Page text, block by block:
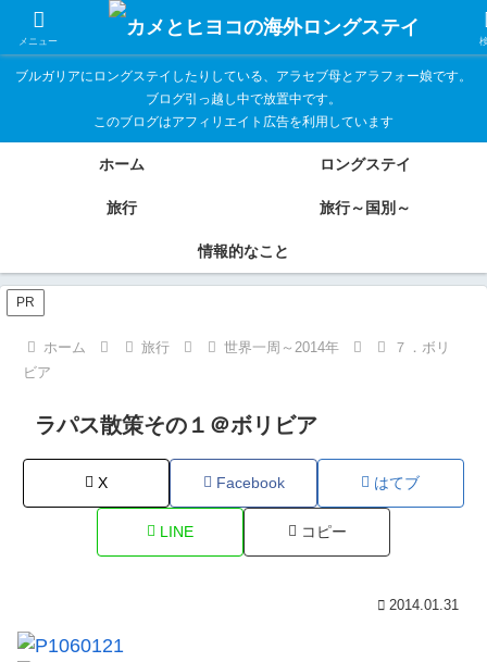
ブルガリアにロングステイしたりしている、アラセブ母とアラフォー娘です。
ブログ引っ越し中で放置中です。
このブログはアフィリエイト広告を利用しています
ホーム ロングステイ
旅行 旅行～国別～
情報的なこと
PR
ホーム 旅行 世界一周～2014年
７．ボリ
ビア
ラパス散策その１＠ボリビア
X Facebook はてブ
LINE コピー
2014.01.31
メニュー